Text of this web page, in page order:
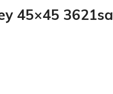
45×45 3621sa